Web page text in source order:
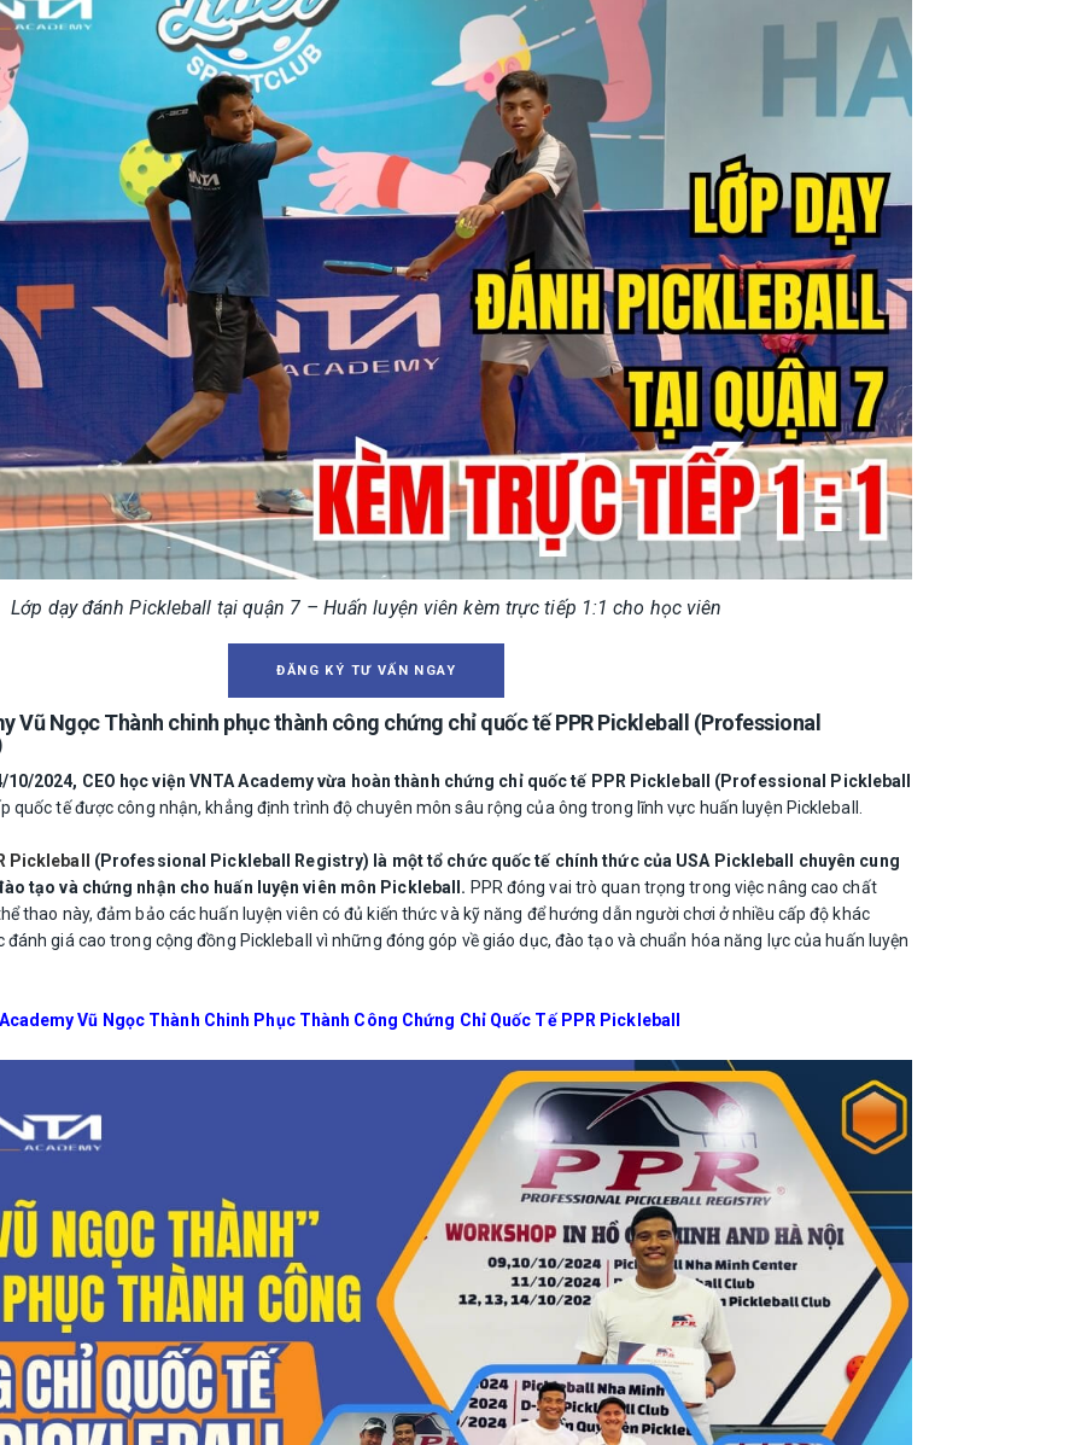
Lớp dạy đánh Pickleball tại quận 7 – Huấn luyện viên kèm trực tiếp 1:1 cho học viên
ĐĂNG KÝ TƯ VẤN NGAY
Vũ Ngọc Thành chinh phục thành công chứng chỉ quốc tế PPR Pickleball (Professional
10/2024, CEO học viện VNTA Academy vừa hoàn thành chứng chỉ quốc tế PPR Pickleball (Professional Pickleball
quốc tế được công nhận, khẳng định trình độ chuyên môn sâu rộng của ông trong lĩnh vực huấn luyện Pickleball.
Pickleball
(Professional Pickleball Registry) là một tổ chức quốc tế chính thức của USA Pickleball chuyên cung
tạo và chứng nhận cho huấn luyện viên môn Pickleball. PPR đóng vai trò quan trọng trong việc nâng cao chất
thao này, đảm bảo các huấn luyện viên có đủ kiến thức và kỹ năng để hướng dẫn người chơi ở nhiều cấp độ khác
giá cao trong cộng đồng Pickleball vì những đóng góp về giáo dục, đào tạo và chuẩn hóa năng lực của huấn luyện
Vũ Ngọc Thành Chinh Phục Thành Công Chứng Chỉ Quốc Tế PPR Pickleball